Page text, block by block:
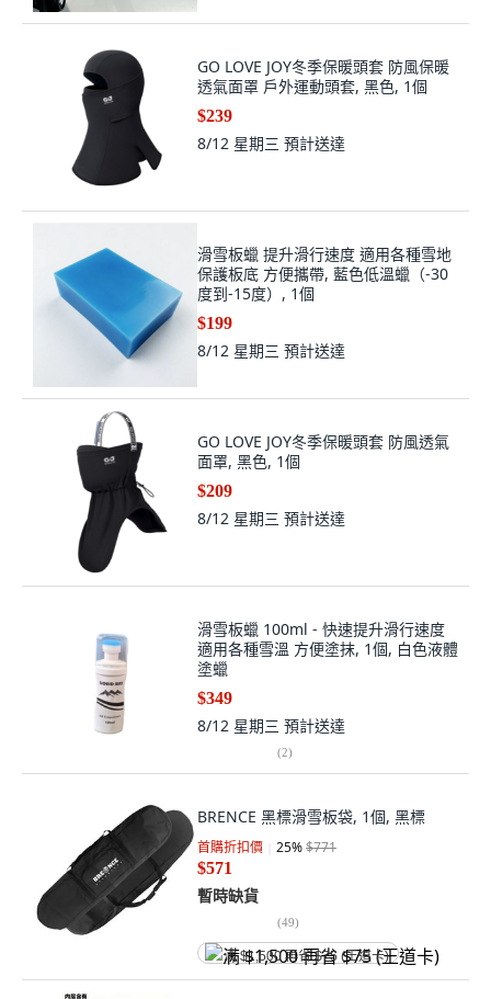
GO LOVE JOY冬季保暖頭套 防風保暖
透氣面罩 戶外運動頭套, 黑色, 1個
$239
8/12 星期三 預計送達
滑雪板蠟 提升滑行速度 適用各種雪地
保護板底 方便攜帶, 藍色低溫蠟（-30
度到-15度）, 1個
$199
8/12 星期三 預計送達
GO LOVE JOY冬季保暖頭套 防風透氣
面罩, 黑色, 1個
$209
8/12 星期三 預計送達
滑雪板蠟 100ml - 快速提升滑行速度
適用各種雪溫 方便塗抹, 1個, 白色液體
塗蠟
$349
8/12 星期三 預計送達
(2)
BRENCE 黑標滑雪板袋, 1個, 黑標
首購折扣價 25%$771
$571
暫時缺貨
(49)
满 $1,500 再省 $75 (王道卡)